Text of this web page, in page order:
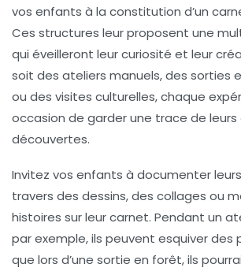
vos enfants à la constitution d’un
Ces structures leur proposent une
qui éveilleront leur curiosité et leur
soit des ateliers manuels, des sorties
ou des visites culturelles, chaque
occasion de garder une trace de
découvertes.
Invitez vos enfants à documenter
travers des dessins, des collages ou
histoires sur leur carnet. Pendant un
par exemple, ils peuvent esquiver des
que lors d’une sortie en forêt, ils